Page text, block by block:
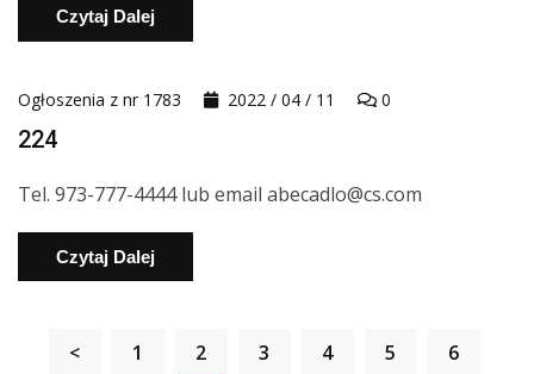
Czytaj Dalej
Ogłoszenia z nr 1783 2022 / 04 / 11 0
224
Tel. 973-777-4444 lub email abecadlo@cs.com
Czytaj Dalej
< 1 2 3 4 5
6